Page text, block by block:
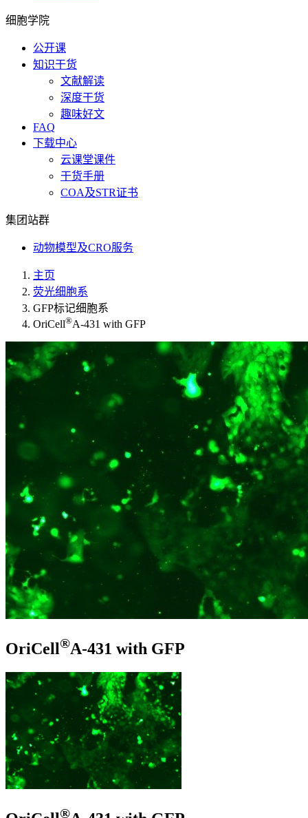
细胞学院
公开课
知识干货
文献解读
深度干货
趣味好文
FAQ
下载中心
云课堂课件
干货手册
COA及STR证书
集团站群
动物模型及CRO服务
主页
荧光细胞系
GFP标记细胞系
OriCell®A-431 with GFP
OriCell®A-431 with GFP
®